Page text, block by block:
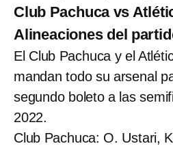
Club Pachuca vs
Alineaciones del
El Club Pachuca y el
mandan todo su arsenal
segundo boleto a las
2022.
Club Pachuca: O. Ustari,